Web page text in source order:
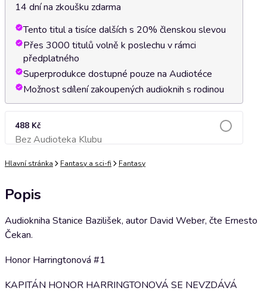
14 dní na zkoušku zdarma
Tento titul a tisíce dalších s 20% členskou slevou
Přes 3000 titulů volně k poslechu v rámci
předplatného
Superprodukce dostupné pouze na Audiotéce
Možnost sdílení zakoupených audioknih s rodinou
488 Kč
Bez Audioteka KlubuPřidat do košíku
Hlavní stránka Fantasy a sci-fi Fantasy
Popis
Audiokniha Stanice Bazilišek, autor David Weber, čte Ernesto
Čekan.
Honor Harringtonová #1
KAPITÁN HONOR HARRINGTONOVÁ SE NEVZDÁVÁ